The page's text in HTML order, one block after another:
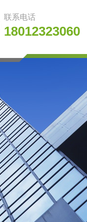
联系电话
18012323060